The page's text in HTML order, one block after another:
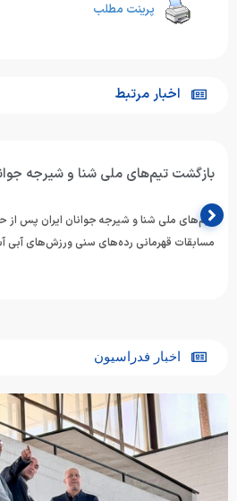
پرینت مطلب
اخبار مرتبط
بازگشت تیم‌های ملی شنا و شیرجه
تیم‌های ملی شنا و شیرجه جوانان ایران پس از
مسابقات قهرمانی رده‌های سنی ورزش‌های آبی
اخبار فدراسیون